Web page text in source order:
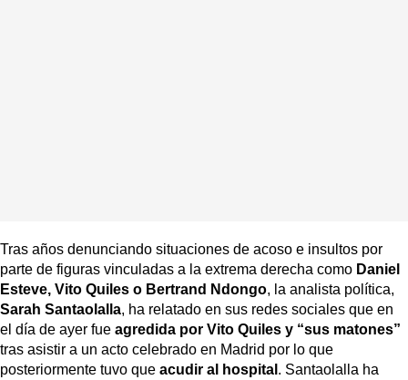
Tras años denunciando situaciones de acoso e insultos por
parte de figuras vinculadas a la extrema derecha como Daniel
Esteve, Vito Quiles o Bertrand Ndongo, la analista política,
Sarah Santaolalla, ha relatado en sus redes sociales que en
el día de ayer fue agredida por Vito Quiles y “sus matones”
tras asistir a un acto celebrado en Madrid por lo que
posteriormente tuvo que acudir al hospital . Santaolalla ha